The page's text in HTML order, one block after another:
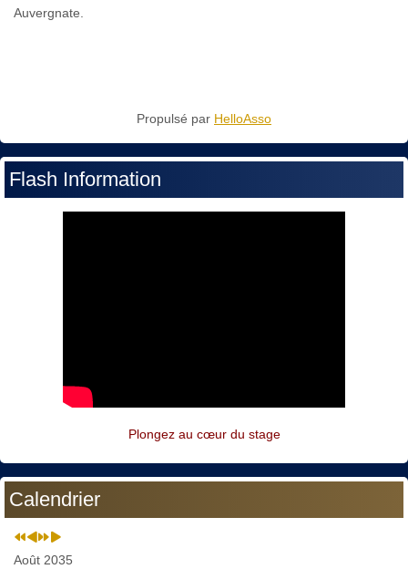
Auvergnate.
Propulsé par HelloAsso
Flash Information
Plongez au cœur du stage
Calendrier
Août 2035